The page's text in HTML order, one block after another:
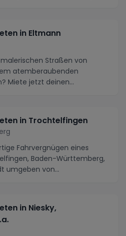
in Eltmann
Straßen von
atemberaubenden
Miete jetzt deinen
in Trochtelfingen
Fahrvergnügen eines
Baden-Württemberg,
umgeben von
in Niesky,